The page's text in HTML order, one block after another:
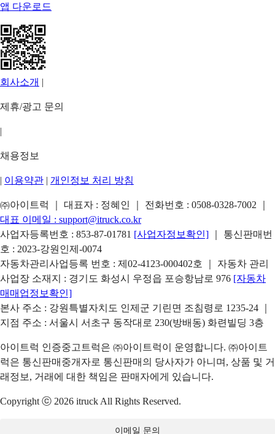
앱 다운로드
회사소개 |
제휴/광고 문의
|
채용정보
| 이용약관 | 개인정보 처리 방침
㈜아이트럭 ｜ 대표자 : 정혜인 ｜ 전화번호 : 0508-0328-7002
대표 이메일 : support@itruck.co.kr
사업자등록번호 : 853-87-01781 [사업자정보확인]
｜ 통신판매번
호 : 2023-강원인제-0074
자동차관리사업등록 번호 : 제02-4123-000402호 ｜ 자동차 관리
사업장 소재지 : 경기도 화성시 우정읍 포승항남로 976 [자동차
매매업정보확인]
본사 주소 : 강원특별자치도 인제군 기린면 조침령로 1235-24 ｜
지점 주소 : 서울시 서초구 동작대로 230(방배동) 화련빌딩 3층
아이트럭 인증중고트럭은 ㈜아이트럭이 운영합니다. ㈜아이트
럭은 통신판매중개자로 통신판매의 당사자가 아니며, 상품 및 거
래정보, 거래에 대한 책임은 판매자에게 있습니다.
Copyright ⓒ 2026 itruck All Rights Reserved.
이메일 문의